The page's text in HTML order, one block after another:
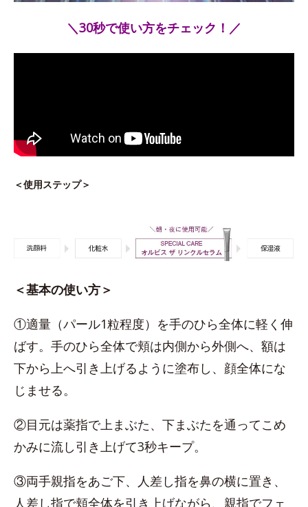
＼30秒で使い方をチェック！／
＜使用ステップ＞
＜基本の使い方＞
①適量（パール1粒程度）を手のひら全体に軽く伸
ばす。手のひら全体で頬は内側から外側へ、額は
下から上へ引き上げるように塗布し、顔全体にな
じませる。
②目元は薬指で上まぶた、下まぶたを通ってこめ
かみに流し引き上げて3秒キープ。
③両手親指をあご下、人差し指を鼻の横に置き、
人差し指で頬全体を引き上げながら、親指でフェ